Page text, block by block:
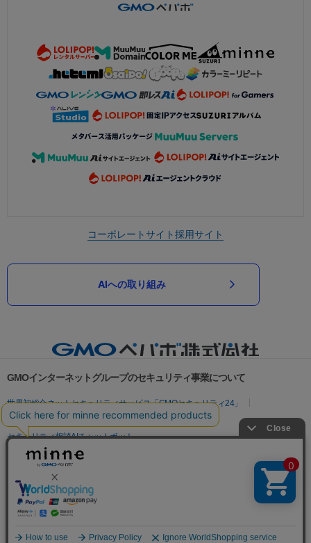
コーポレートサイト採用サイト
AIへの取り組み
GMOインターネットグループのセキュリティ事業について
世界初総合ネットセキュリティサービス「GMOセキュリティ24」
パスワード漏洩診断
Webサイトリスク診断
セキュリティ相談AIチャットボット
実在証明・盗聴対策
サイバー攻撃対策（GMO Flatt Security）
セキュリティ事業の軌跡